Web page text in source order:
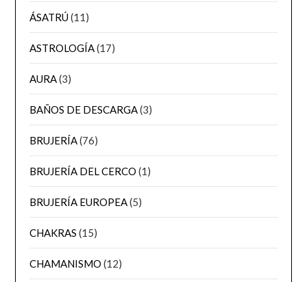
ÁSATRÚ(11)
ASTROLOGÍA(17)
AURA(3)
BAÑOS DE DESCARGA(3)
BRUJERÍA(76)
BRUJERÍA DEL CERCO (1)
BRUJERÍA EUROPEA(5)
CHAKRAS (15)
CHAMANISMO (12)